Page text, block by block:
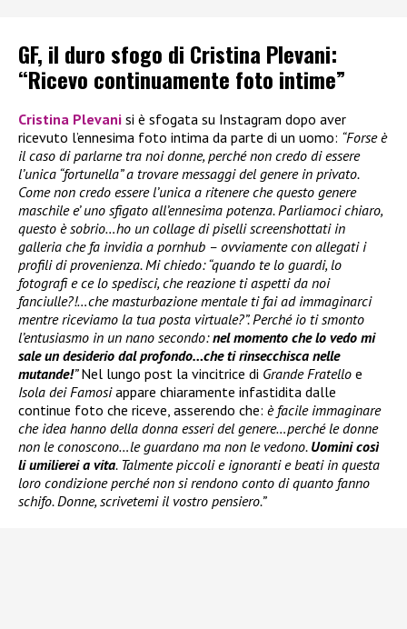
GF, il duro sfogo di Cristina Plevani:
“Ricevo continuamente foto intime”
Cristina Plevani si è sfogata su Instagram dopo aver
ricevuto l’ennesima foto intima da parte di un uomo: “Forse è
il caso di parlarne tra noi donne, perché non credo di essere
l’unica “fortunella” a trovare messaggi del genere in privato.
Come non credo essere l’unica a ritenere che questo genere
maschile e’ uno sfigato all’ennesima potenza. Parliamoci chiaro,
questo è sobrio…ho un collage di piselli screenshottati in
galleria che fa invidia a pornhub – ovviamente con allegati i
profili di provenienza. Mi chiedo: “quando te lo guardi, lo
fotografi e ce lo spedisci, che reazione ti aspetti da noi
fanciulle?!…che masturbazione mentale ti fai ad immaginarci
mentre riceviamo la tua posta virtuale?”. Perché io ti smonto
l’entusiasmo in un nano secondo:nel momento che lo vedo mi
sale un desiderio dal profondo…che ti rinsecchisca nelle
mutande!”Nel lungo post la vincitrice di Grande Fratello e
Isola dei Famosiappare chiaramente infastidita dalle
continue foto che riceve, asserendo che: è facile immaginare
che idea hanno della donna esseri del genere…perché le donne
non le conoscono…le guardano ma non le vedono. Uomini così
li umilierei a vita. Talmente piccoli e ignoranti e beati in questa
loro condizione perché non si rendono conto di quanto fanno
schifo. Donne, scrivetemi il vostro pensiero.”